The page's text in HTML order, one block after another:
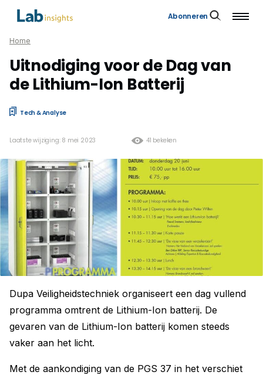
Abonneren
Home
Uitnodiging voor de Dag van
de Lithium-Ion Batterij
Tech & Analyse
41 bekeken
Laatste wijziging: 8 mei 2023
Dupa Veiligheidstechniek organiseert een dag vullend
programma omtrent de Lithium-Ion batterij. De
gevaren van de Lithium-Ion batterij komen steeds
vaker aan het licht.
Met de aankondiging van de PGS 37 in het verschiet